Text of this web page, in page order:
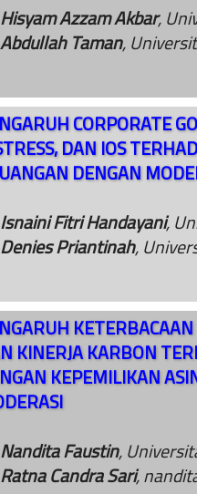
Hisyam Azzam Akbar,
Abdullah Taman,
CORPORATE
DAN IOS
DENGAN
Isnaini Fitri Handayani,
Denies Priantinah,
KINERJA KARBON
KEPEMILIKAN
Nandita Faustin,
Ratna Candra Sari,